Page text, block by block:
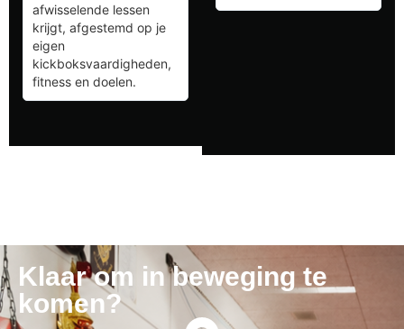
afwisselende lessen
krijgt, afgestemd op je
eigen
kickboksvaardigheden,
fitness en doelen.
Klaar om in beweging te
komen?